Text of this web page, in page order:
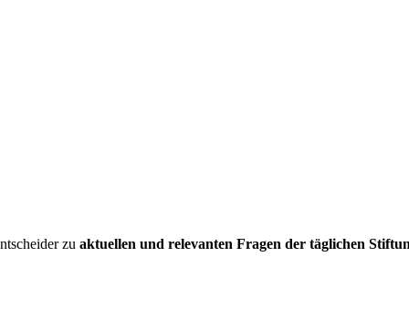
zu aktuellen und relevanten Fragen der täglichen